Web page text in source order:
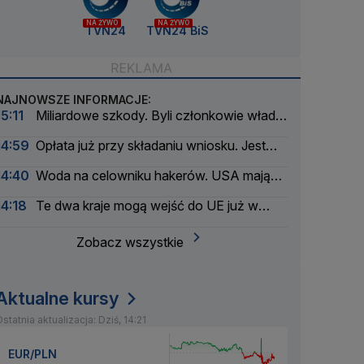
NA ŻYWO
TVN24
NA ŻYWO
TVN24 BiS
INFORMACJE:
Miliardowe szkody. Byli członkowie władz
Opłata już przy składaniu wniosku. Jest
Woda na celowniku hakerów. USA mają
Te dwa kraje mogą wejść do UE już w
Zobacz wszystkie
kursy
aktualizacja: Dziś, 14:21
EUR/PLN